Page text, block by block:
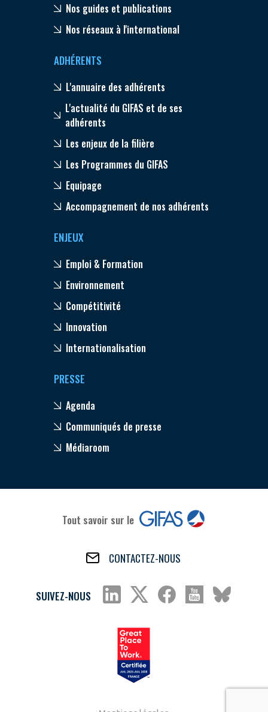
Nos guides et publications
Nos réseaux à l'international
ADHÉRENTS
L'annuaire des adhérents
L'actualité du GIFAS et de ses
adhérents
Les enjeux de la filière
Les Programmes du GIFAS
Equipage
Accompagnement de nos adhérents
ENJEUX
Emploi & Formation
Environnement
Compétitivité
Innovation
Internationalisation
PRESSE
Agenda
Communiqués de presse
Médiaroom
Tout savoir sur le
CONTACTEZ-NOUS
SUIVEZ-NOUS